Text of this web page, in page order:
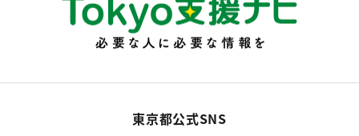
東京都公式SNS